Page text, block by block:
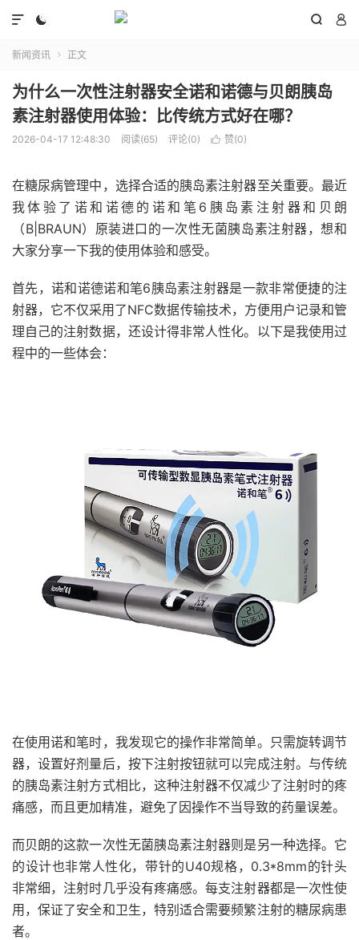
  

新闻资讯  正文
为什么一次性注射器安全诺和诺德与贝朗胰岛
素注射器使用体验：比传统方式好在哪？
2026-04-17 12:48:30 阅读(65) 评论(0)  赞(0)
在糖尿病管理中，选择合适的胰岛素注射器至关重要。最近
我体验了诺和诺德的诺和笔6胰岛素注射器和贝朗
（B|BRAUN）原装进口的一次性无菌胰岛素注射器，想和
大家分享一下我的使用体验和感受。
首先，诺和诺德诺和笔6胰岛素注射器是一款非常便捷的注
射器，它不仅采用了NFC数据传输技术，方便用户记录和管
理自己的注射数据，还设计得非常人性化。以下是我使用过
程中的一些体会：
在使用诺和笔时，我发现它的操作非常简单。只需旋转调节
器，设置好剂量后，按下注射按钮就可以完成注射。与传统
的胰岛素注射方式相比，这种注射器不仅减少了注射时的疼
痛感，而且更加精准，避免了因操作不当导致的药量误差。
而贝朗的这款一次性无菌胰岛素注射器则是另一种选择。它
的设计也非常人性化，带针的U40规格，0.3*8mm的针头
非常细，注射时几乎没有疼痛感。每支注射器都是一次性使
用，保证了安全和卫生，特别适合需要频繁注射的糖尿病患
者。